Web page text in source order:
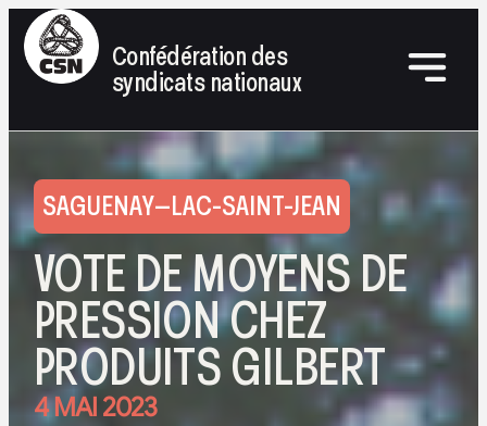
Confédération des
syndicats nationaux
SAGUENAY–LAC-SAINT-JEAN
VOTE DE MOYENS DE
PRESSION CHEZ
PRODUITS GILBERT
4 MAI 2023